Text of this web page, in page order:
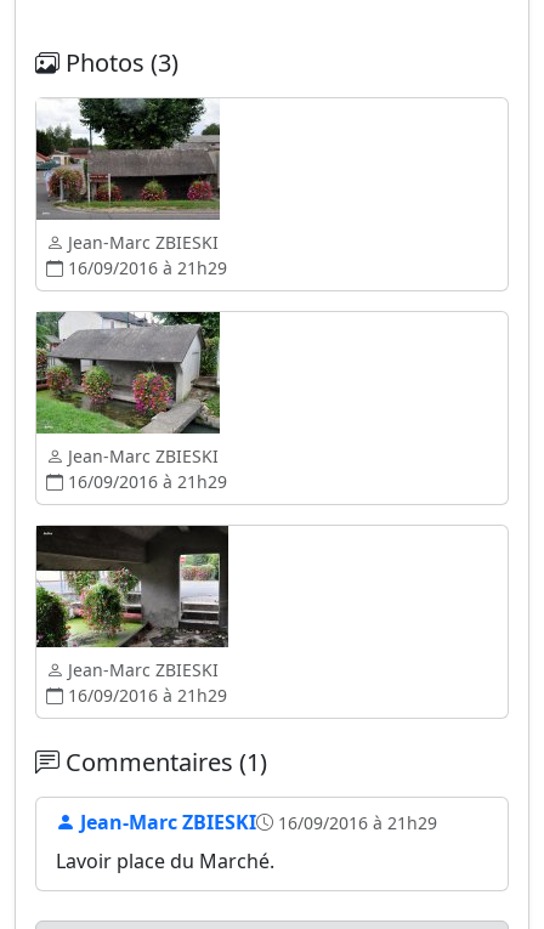
Photos (3)
Jean-Marc ZBIESKI
16/09/2016 à 21h29
Jean-Marc ZBIESKI
16/09/2016 à 21h29
Jean-Marc ZBIESKI
16/09/2016 à 21h29
Commentaires (1)
Jean-Marc ZBIESKI 16/09/2016 à 21h29
Lavoir place du Marché.